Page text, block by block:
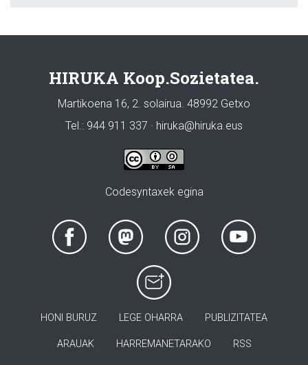
HIRUKA Koop.Sozietatea.
Martikoena 16, 2. solairua. 48992 Getxo
Tel.: 944 911 337 · hiruka@hiruka.eus
Codesyntaxek egina
HONI BURUZ LEGE OHARRA PUBLIZITATEA
ARAUAK HARREMANETARAKO RSS